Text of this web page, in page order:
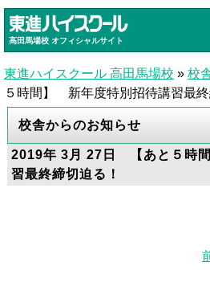
高田馬場校 オフィシャルサイト
東進ハイスクール 高田馬場校 » 校
５時間】 新年度特別招待講習最終
校舎からのお知らせ
2019年 3月 27日 【あと５時
習最終締切迫る！